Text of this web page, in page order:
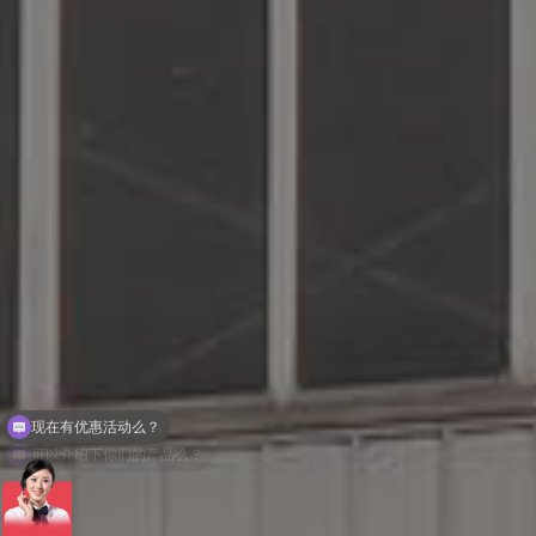
可以介绍下你们的产品么？